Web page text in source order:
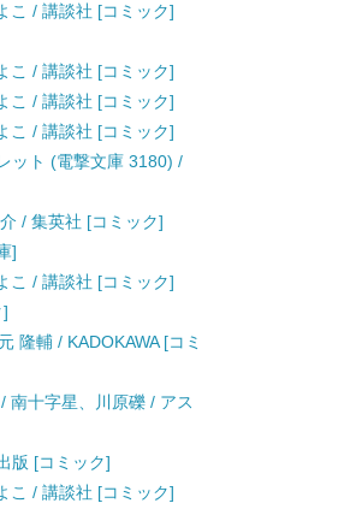
こ / 講談社 [コミック]
こ / 講談社 [コミック]
こ / 講談社 [コミック]
こ / 講談社 [コミック]
ット (電撃文庫 3180) /
/ 集英社 [コミック]
]
こ / 講談社 [コミック]
隆輔 / KADOKAWA [コミ
十字星、川原礫 / アス
版 [コミック]
こ / 講談社 [コミック]